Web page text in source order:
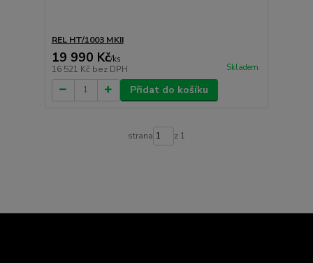
REL HT/1003 MKII
19 990 Kč/ks
16 521 Kč bez DPH Skladem
Přidat do košíku
strana z 1